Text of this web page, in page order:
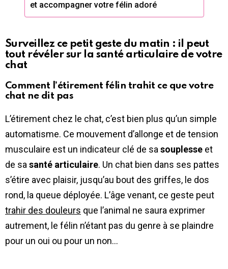
et accompagner votre félin adoré
Surveillez ce petit geste du matin : il peut
tout révéler sur la santé articulaire de votre
chat
Comment l’étirement félin trahit ce que votre
chat ne dit pas
L’étirement chez le chat, c’est bien plus qu’un simple
automatisme. Ce mouvement d’allonge et de tension
musculaire est un indicateur clé de sa souplesse et
de sa santé articulaire. Un chat bien dans ses pattes
s’étire avec plaisir, jusqu’au bout des griffes, le dos
rond, la queue déployée. L’âge venant, ce geste peut
trahir des douleurs que l’animal ne saura exprimer
autrement, le félin n’étant pas du genre à se plaindre
pour un oui ou pour un non…